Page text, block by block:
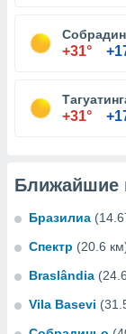
+31°
+31°
Ближайшие
Бразилиа
Спектр (20.6
Braslândia
Vila Basevi